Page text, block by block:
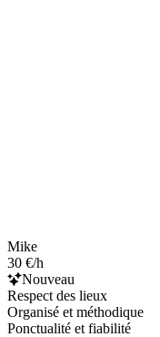
Mike
30 €/h
Nouveau
Respect des lieux
Organisé et méthodique
Ponctualité et fiabilité